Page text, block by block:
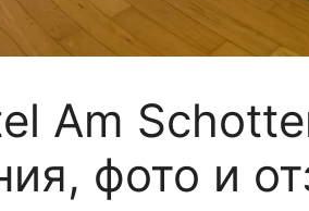
Am
фото и